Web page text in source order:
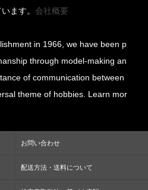
います。会社概要
in 1966, we have been p
through model-making an
of communication between
theme of hobbies. Learn mor
お問い合わせ
配送方法・送料について